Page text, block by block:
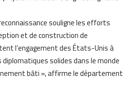
souligne les efforts
et de construction de
l’engagement des États-Unis à
solides dans le monde
bâti », affirme le département